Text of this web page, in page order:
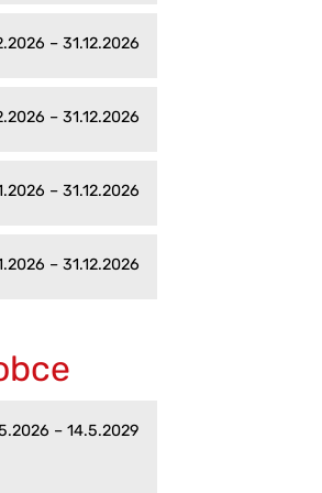
– 31.12.2026
– 31.12.2026
– 31.12.2026
– 31.12.2026
– 14.5.2029